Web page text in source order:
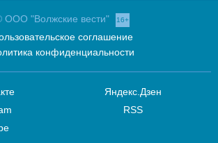
ООО "Волжские вести" 16+
соглашение
конфиденциальности
Яндекс.Дзен
RSS